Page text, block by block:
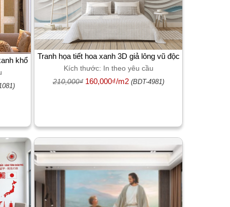
khổ
Tranh họa tiết hoa xanh 3D giả lông vũ độc
đáo dán phòng khách
Kích thước: In theo yêu cầu
210,000₫160,000₫/m2 (BDT-4981)